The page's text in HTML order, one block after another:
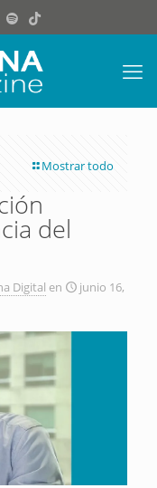
Mostrar todo
del
Digital en
junio 16,